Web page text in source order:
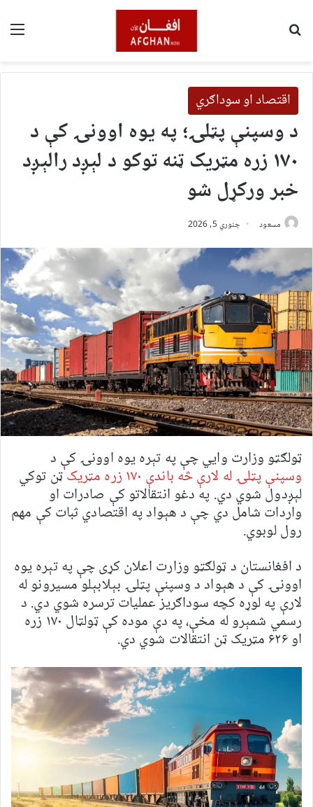
اقتصاد او سوداګري
د وسپنې پټلۍ؛ په یوه اوونۍ کې د
۱۷۰ زره مټریک ټنه توکو د لېږد رالېږد
خبر ورکړل شو
مسعود جنوري 5, 2026
ټولګټو وزارت وايي چې په تېره یوه اوونۍ کې د
وسپنې پټلۍ له لارې څه باندې ۱۷۰ زره مټریک ټن توکي
لېږدول شوي دي. په دغو انتقالاتو کې صادرات او
واردات شامل دي چې د هېواد په اقتصادي ثبات کې مهم
رول لوبوي.
د افغانستان د ټولګټو وزارت اعلان کړی چې په تېره یوه
اوونۍ کې د هېواد د وسپنې پټلۍ بېلابېلو مسیرونو له
لارې په لوړه کچه سوداګریز عملیات ترسره شوي دي. د
رسمي شمېرو له مخې، په دې موده کې ټولټال ۱۷۰ زره
او ۶۲۶ مټریک ټن انتقالات شوي دي.